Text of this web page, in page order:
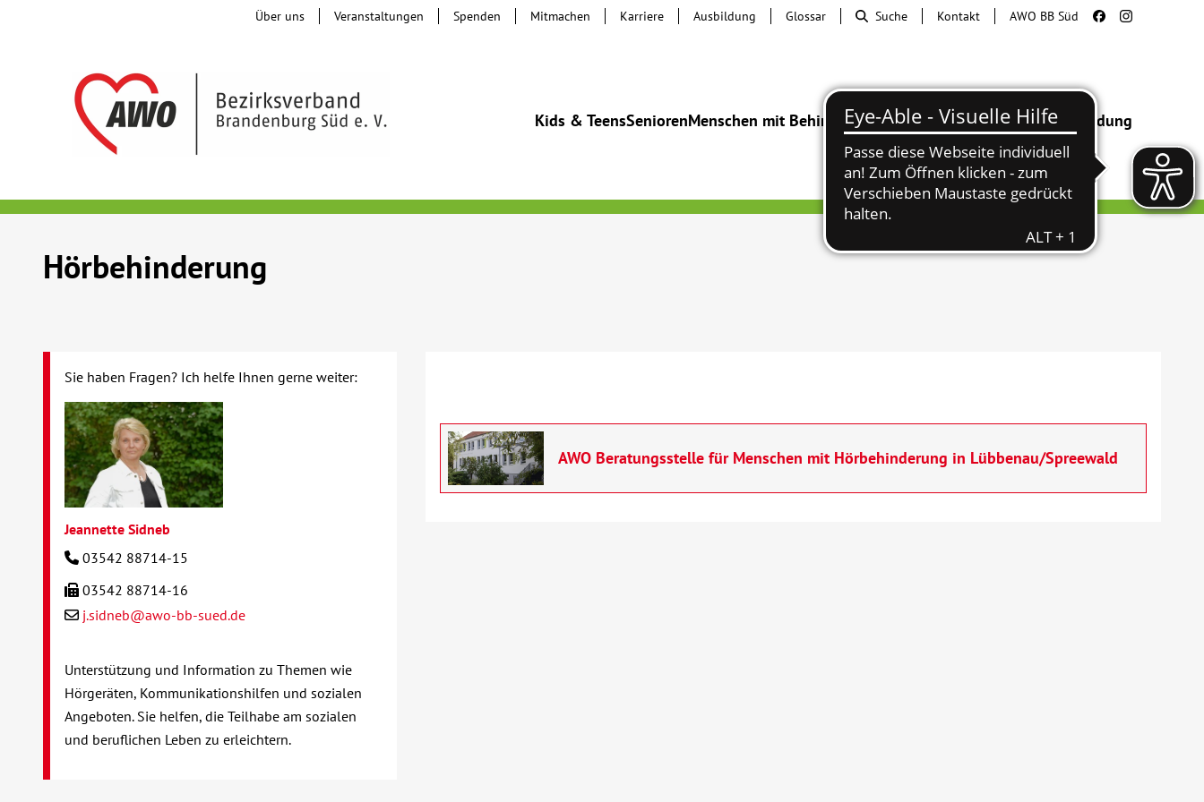
Kids & TeensSeniorenMenschen mit BehinderungBeratung & HilfeBegegnung Bildung
Über uns Veranstaltungen Spenden Mitmachen Karriere Ausbildung Glossar Suche Kontakt AWO BB Süd
Hörbehinderung
AWO Beratungsstelle für Menschen mit Hörbehinderung in Lübbenau/Spreewald
Sie haben Fragen? Ich helfe Ihnen gerne weiter:
Jeannette Sidneb
03542 88714-15
03542 88714-16
j.sidneb@awo-bb-sued.de
Unterstützung und Information zu Themen wie
Hörgeräten, Kommunikationshilfen und sozialen
Angeboten. Sie helfen, die Teilhabe am sozialen
und beruflichen Leben zu erleichtern.